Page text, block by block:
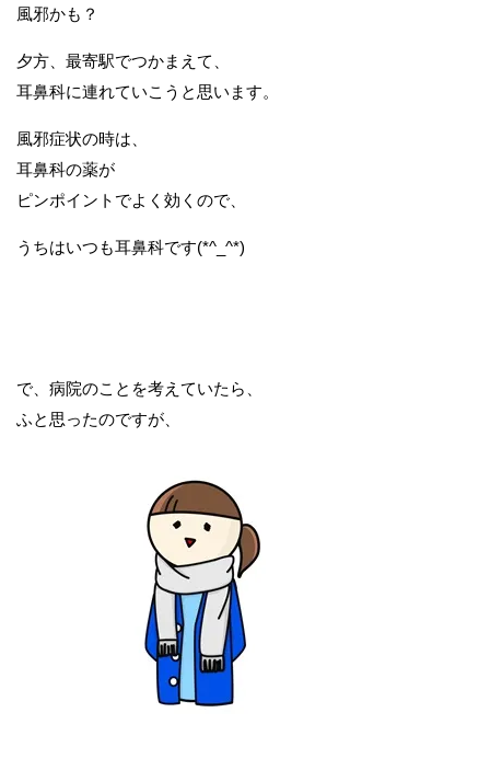
風邪かも？
夕方、最寄駅でつかまえて、
耳鼻科に連れていこうと思います。
風邪症状の時は、
耳鼻科の薬が
ピンポイントでよく効くので、
うちはいつも耳鼻科です(*^_^*)
で、病院のことを考えていたら、
ふと思ったのですが、